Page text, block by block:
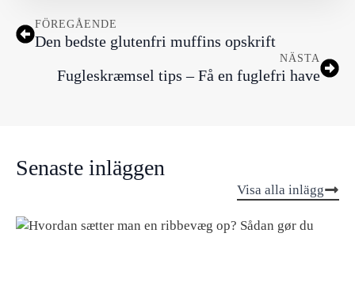
FÖREGÅENDE
Den bedste glutenfri muffins opskrift
NÄSTA
Fugleskræmsel tips – Få en fuglefri have
Senaste inläggen
Visa alla inlägg